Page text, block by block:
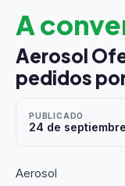
A
Aerosol
pedidos
PUBLICADO
24 de
Aerosol